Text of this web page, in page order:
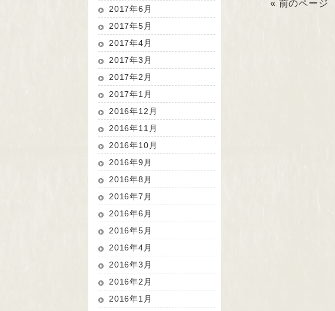
« 前のページ
2017年6月
2017年5月
2017年4月
2017年3月
2017年2月
2017年1月
2016年12月
2016年11月
2016年10月
2016年9月
2016年8月
2016年7月
2016年6月
2016年5月
2016年4月
2016年3月
2016年2月
2016年1月